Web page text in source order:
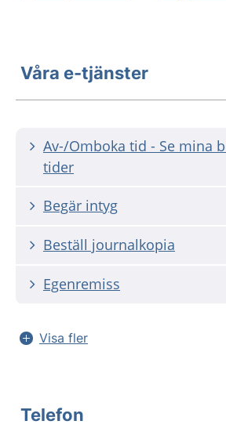
Våra e-tjänster
Av-/Omboka tid - Se mina
tider
Begär intyg
Beställ journalkopia
Egenremiss
Visa fler
Telefon